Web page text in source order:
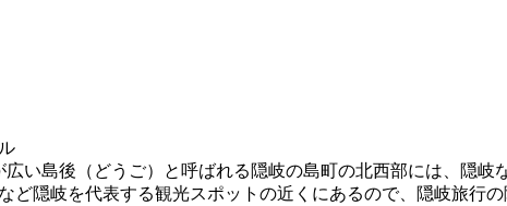
い島後（どうご）と呼ばれる隠岐の島町の北西部には、隠
隠岐を代表する観光スポットの近くにあるので、隠岐旅行